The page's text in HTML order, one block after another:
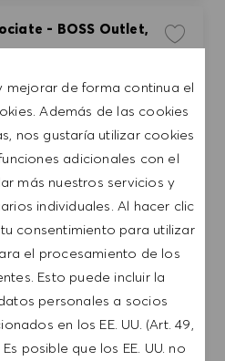
mejorar de forma continua el
Además de las cookies
nos gustaría utilizar cookies
adicionales con el
más nuestros servicios y
individuales. Al hacer clic
consentimiento para utilizar
el procesamiento de los
Esto puede incluir la
personales a socios
en los EE. UU. (Art. 49,
posible que los EE. UU. no
- BOSS Outlet,
INC.
Grand Prairie
parcial
Time Sales Associate at
exceptional customer
a memorable shopping
sales and building
Be part of a dynamic
and individuality in the
Guardar